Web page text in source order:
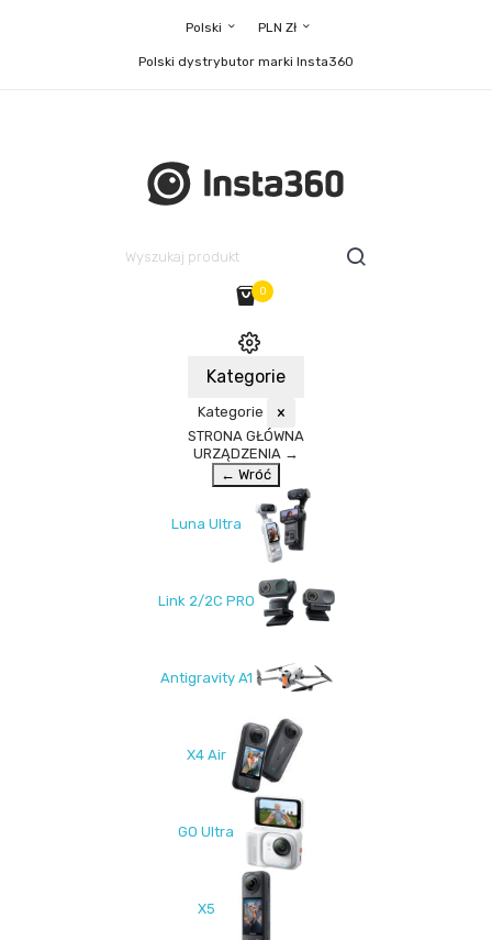
Polski PLN Zł
Polski dystrybutor marki Insta360
0
Kategorie
Kategorie ×
STRONA GŁÓWNA
URZĄDZENIA →
← Wróć
Luna Ultra
Link 2/2C PRO
Antigravity A1
X4 Air
GO Ultra
X5